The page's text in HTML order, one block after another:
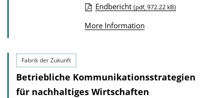
w
n
d
s
u
i
Endbericht (pdf, 972.22 kB)
More Information
Fabrik der Zukunft
Betriebliche Kommunikationsstrategien
für nachhaltiges Wirtschaften